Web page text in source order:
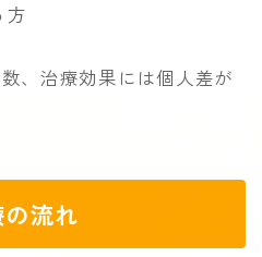
方
、治療効果には個人差が
流れ